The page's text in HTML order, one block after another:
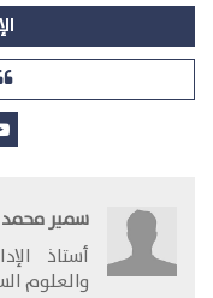
سمير محمد
​أستاذ
والعلوم